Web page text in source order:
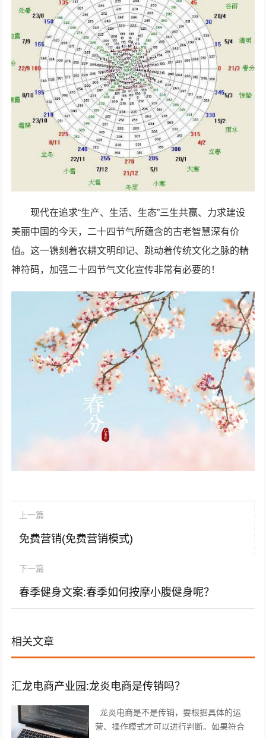
现代在追求“生产、生活、生态”三生共赢、力求建设
美丽中国的今天，二十四节气所蕴含的古老智慧深有价
值。这一镌刻着农耕文明印记、跳动着传统文化之脉的精
神符码，加强二十四节气文化宣传非常有必要的！
上一篇
免费营销(免费营销模式)
下一篇
春季健身文案:春季如何按摩小腹健身呢？
相关文章
汇龙电商产业园:龙炎电商是传销吗？
龙炎电商是不是传销，要根据具体的运
营、操作模式才可以进行判断。如果符合